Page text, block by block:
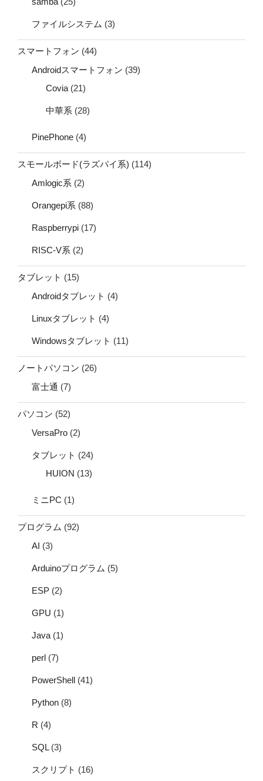
ファイルシステム (3)
スマートフォン (44)
Androidスマートフォン (39)
Covia (21)
中華系 (28)
PinePhone (4)
スモールボード(ラズパイ系) (114)
Amlogic系 (2)
Orangepi系 (88)
Raspberrypi (17)
RISC-V系 (2)
タブレット (15)
Androidタブレット (4)
Linuxタブレット (4)
Windowsタブレット (11)
ノートパソコン (26)
富士通 (7)
パソコン (52)
VersaPro (2)
タブレット (24)
HUION (13)
ミニPC (1)
プログラム (92)
AI (3)
Arduinoプログラム (5)
ESP (2)
GPU (1)
Java (1)
perl (7)
PowerShell (41)
Python (8)
R (4)
SQL(3)
スクリプト (16)